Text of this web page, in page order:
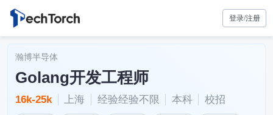
登录/注册
瀚博半导体
Golang开发工程师
16k-25k 上海 经验经验不限 本科 校招